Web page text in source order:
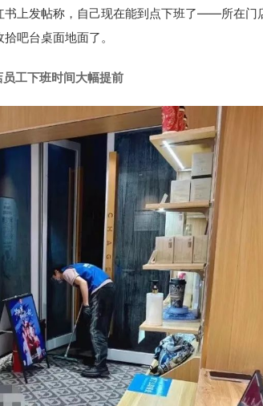
书上发帖称，自己现在能到点下班了——所在门
吧台桌面地面了。
员工下班时间大幅提前